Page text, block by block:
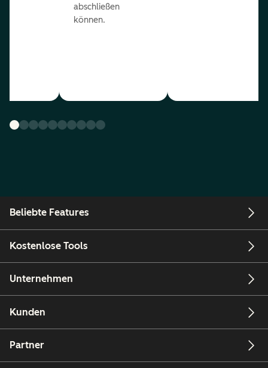
abschließen
können.
Beliebte Features
Kostenlose Tools
Unternehmen
Kunden
Partner